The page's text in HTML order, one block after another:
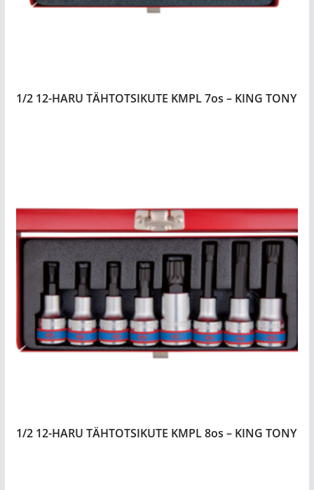
1/2 12-HARU TÄHTOTSIKUTE KMPL 7os – KING TONY
1/2 12-HARU TÄHTOTSIKUTE KMPL 8os – KING TONY